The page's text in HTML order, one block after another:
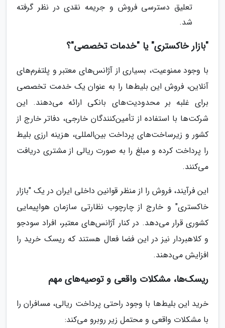
تعلیق دسترسی فروش و جریمه نقدی در نظر گرفته
شد.
"بازار خاکستری" یا "خدمات تخصصی"؟
با وجود ممنوعیت، بسیاری از آژانس‌های معتبر و پلتفرم‌های
آنلاین، فروش این بلیط‌ها را به عنوان یک خدمت تخصصی
برای غلبه بر محدودیت‌های بانکی ارائه می‌دهند. این
شرکت‌ها با استفاده از تأمین‌کنندگان خارجی، دفاتر خارج از
کشور و زیرساخت‌های پرداخت بین‌المللی، هزینه ارزی بلیط
را پرداخت کرده و مبلغ را به صورت ریالی از مشتری دریافت
می‌کنند.
این فرآیند، فروش را از منظر قوانین داخلی ایران در یک "بازار
خاکستری" و خارج از چارچوب نظارتی سازمان هواپیمایی
کشوری قرار می‌دهد. در کنار آژانس‌های معتبر، افراد سودجو
و کلاهبردار نیز در این فضا فعال هستند که ریسک خرید را
افزایش می‌دهند.
ریسک‌ها، مشکلات واقعی و توصیه‌های مهم
خرید این بلیط‌ها با وجود راحتی پرداخت ریالی، مسافران را
با مشکلات واقعی و محتمل زیر روبرو می‌کند: